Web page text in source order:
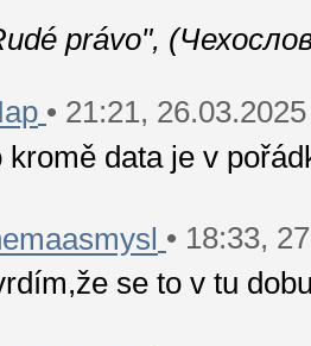
právo",
• 21:21, 26.03.2025
kromě data je v
• 18:33,
se to v tu